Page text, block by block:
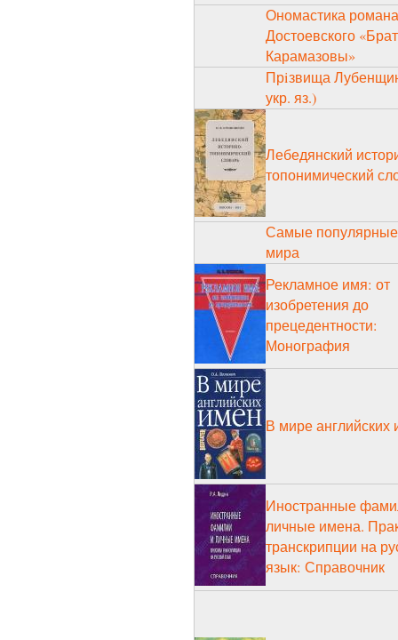
Ономастика
Достоевского
Карамазовы»
Прiзвища
укр. яз.)
Лебедянский
топонимический
Самые
мира
Рекламное имя: от
изобретения до
прецедентности:
Монография
В мире английских
Иностранные
личные имена.
транскрипции на
язык: Справочник